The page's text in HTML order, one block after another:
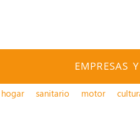
EMPRESAS
hogar sanitario motor